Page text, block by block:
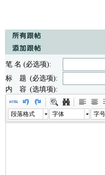
笔 名 (必选项):
标 题 (必选项):
内 容 (选填项):
段落格式 字体 字号